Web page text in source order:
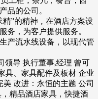
品的公司。
”的精神，在酒店方案设
务，为客户提供服务。
产流水线设备，以现代管
领导 执行董事,经理 曾可
具、家具配件及板材 企业
改进：永恒的主题 公司
精品酒店家具，快捷酒